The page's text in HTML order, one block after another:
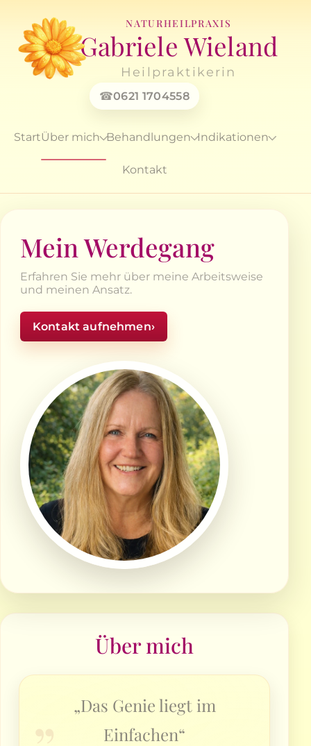
NATURHEILPRAXIS
Gabriele Wieland
Heilpraktikerin
0621 1704558
StartÜber mich Behandlungen Indikationen
Kontakt
Mein Werdegang
Erfahren Sie mehr über meine Arbeitsweise
und meinen Ansatz.
Kontakt aufnehmen›
Über mich
„Das Genie liegt im
Einfachen“